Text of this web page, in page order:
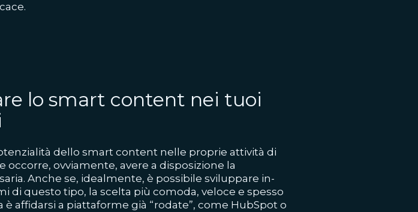
lo smart content nei tuoi
dello smart content nelle proprie attività di
occorre, ovviamente, avere a disposizione la
Anche se, idealmente, è possibile sviluppare in-
di questo tipo, la scelta più comoda, veloce e spesso
affidarsi a piattaforme già “rodate”, come HubSpot o